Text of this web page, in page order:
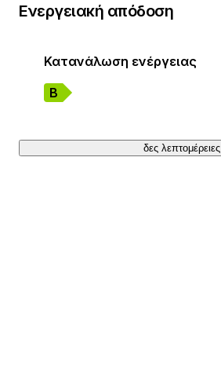
Ενεργειακή απόδοση
Κατανάλωση ενέργειας
Β
δες λεπτομέρειες